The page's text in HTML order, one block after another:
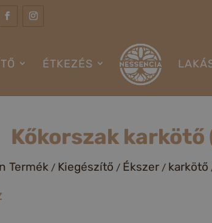
ÉTKEZÉS
Kőkorszak karkötő
Termék / Kiegészítő / Ékszer / karkötő